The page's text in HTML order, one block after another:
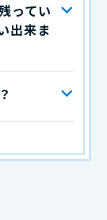
ってい
出来ま